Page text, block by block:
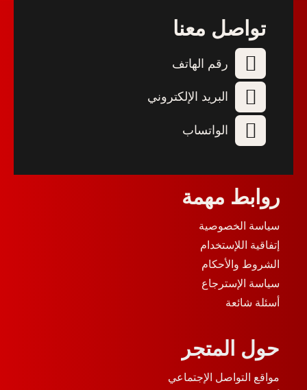
روابط مهمة
سياسة الخصوصية
إتفاقية اللإستخدام
الشروط والأحكام
سياسة الإسترجاع
أسئلة شائعة
حول المتجر
مواقع التواصل الإجتماعي
تواصل معنا
رقم الهاتف
البريد الإلكتروني
الواتساب